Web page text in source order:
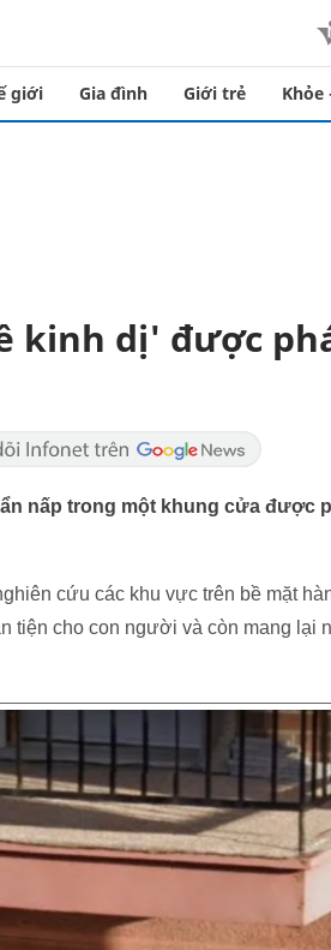
giới Gia đình Giới trẻ Khỏe
kinh dị' được
nấp trong một khung cửa được
cứu các khu vực trên bề mặt
tiện cho con người và còn mang lại